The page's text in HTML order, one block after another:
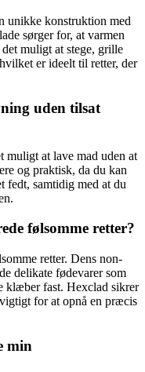
unikke konstruktion med
sørger for, at varmen
muligt at stege, grille
er ideelt til retter, der
uden tilsat
muligt at lave mad uden at
og praktisk, da du kan
fedt, samtidig med at du
følsomme retter?
retter. Dens non-
delikate fødevarer som
klæber fast. Hexclad sikrer
for at opnå en præcis
min